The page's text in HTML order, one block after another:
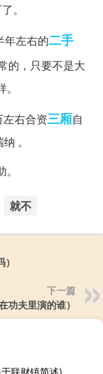
。
年左右的二手
的，只要不是大
右合资三厢自
。
就不
下一篇
功夫里演的谁）
联财镇简述)